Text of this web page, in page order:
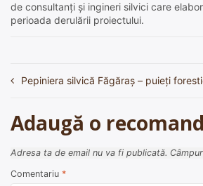
de consultanți și ingineri silvici care
perioada derulării proiectului.
Navigare
articole
Pepiniera silvică Făgăraş – puieți
Adaugă o
Adresa ta de email nu va fi publicată.
Comentariu *